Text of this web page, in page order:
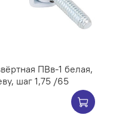
ПВв-1 белая,
по дереву, шаг 1,75 /65